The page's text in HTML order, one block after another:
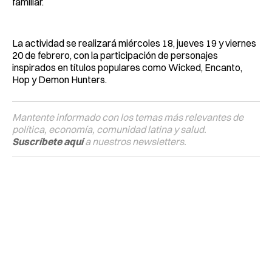
La actividad se realizará miércoles 18, jueves 19 y viernes
20 de febrero, con la participación de personajes
inspirados en títulos populares como Wicked, Encanto,
Hop y Demon Hunters.
Mantente informado con los temas más relevantes de
política, economía, comunidad latina y salud.
Suscríbete aquía nuestros newsletters.